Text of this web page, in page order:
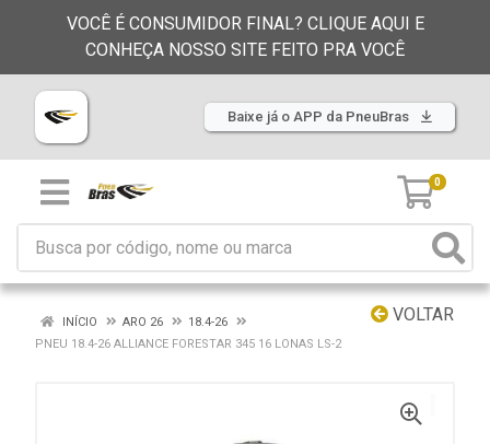
VOCÊ É CONSUMIDOR FINAL? CLIQUE AQUI E
CONHEÇA NOSSO SITE FEITO PRA VOCÊ
Baixe já o APP da PneuBras
0
VOLTAR
INÍCIO ARO 26
18.4-26
PNEU 18.4-26 ALLIANCE FORESTAR 345 16 LONAS LS-2